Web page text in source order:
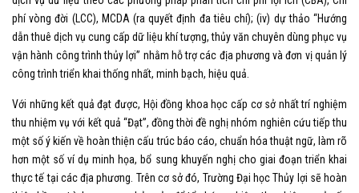
phí vòng đời (LCC), MCDA (ra quyết định đa tiêu chí); (iv) dự thảo “Hướng
dẫn thuê dịch vụ cung cấp dữ liệu khí tượng, thủy văn chuyên dùng phục vụ
vận hành công trình thủy lợi” nhằm hỗ trợ các địa phương và đơn vị quản lý
công trình triển khai thống nhất, minh bạch, hiệu quả.
Với những kết quả đạt được, Hội đồng khoa học cấp cơ sở nhất trí nghiệm
thu nhiệm vụ với kết quả “Đạt”, đồng thời đề nghị nhóm nghiên cứu tiếp thu
một số ý kiến về hoàn thiện cấu trúc báo cáo, chuẩn hóa thuật ngữ, làm rõ
hơn một số ví dụ minh họa, bổ sung khuyến nghị cho giai đoạn triển khai
thực tế tại các địa phương. Trên cơ sở đó, Trường Đại học Thủy lợi sẽ hoàn